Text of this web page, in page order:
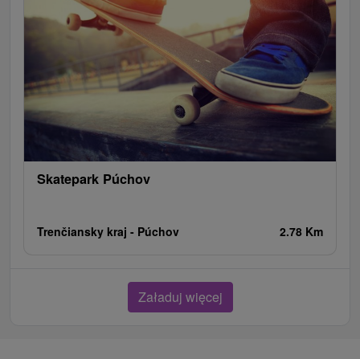
Skatepark Púchov
Trenčiansky kraj - Púchov 2.78 Km
Załaduj więcej